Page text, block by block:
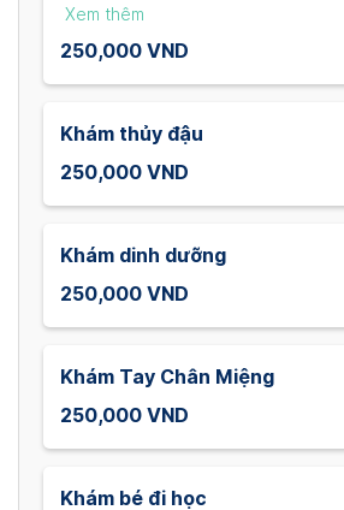
của trẻ
- Đánh giá các triệu chứng ho, sốt,
nhiễm đường ruột và những chuyên
Xem thêm
250,000 VND
Khám thủy đậu
250,000 VND
Khám dinh dưỡng
250,000 VND
Khám Tay Chân Miệng
250,000 VND
Khám bé đi học